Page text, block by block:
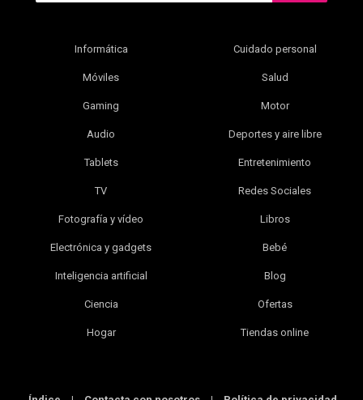
Informática
Móviles
Gaming
Audio
Tablets
TV
Fotografía y vídeo
Electrónica y gadgets
Inteligencia artificial
Ciencia
Hogar
Cuidado personal
Salud
Motor
Deportes y aire libre
Entretenimiento
Redes Sociales
Libros
Bebé
Blog
Ofertas
Tiendas online